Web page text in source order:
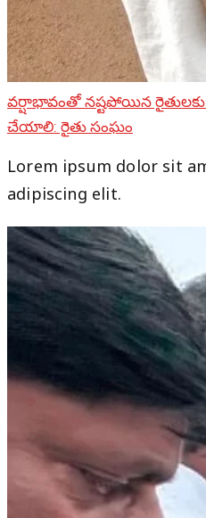
వర్షాభావంతో నష్టపోయిన
చేయాలి: రైతు సంఘం
Lorem ipsum dolor sit
adipiscing elit.